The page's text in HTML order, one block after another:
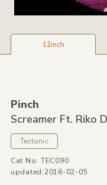
12inch
Pinch
Screamer Ft. Riko
Tectonic
Cat No: TEC090
updated:2016-02-05